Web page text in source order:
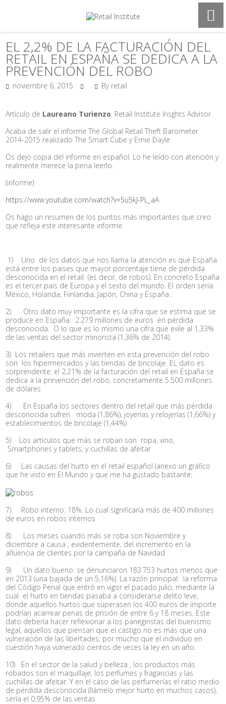
EL 2,2% DE LA FACTURACIÓN DEL
RETAIL EN ESPAÑA SE DEDICA A LA
PREVENCIÓN DEL ROBO
noviembre 6, 2015 By retail
Artículo de Laureano Turienzo . Retail Institute Insghts Advisor
Acaba de salir el informe The Global Retail Theft Barometer
2014-2015 realizadoThe Smart Cube y Ernie Dayle
Os dejo copia del informe en español. Lo he leído con atención y
realmente merece la pena leerlo.
(informe)
https://www.youtube.com/watch?v=5u5kJ-PL_aA
Os hago un resumen de los puntos más importantes que creo
que refleja este interesante informe:
1)
Uno de los datos que nos llama la atención es que España
está entre los países que mayor porcentaje tiene de pérdida
desconocida en el retail (es decir, de robos). En concreto España
es el tercer país de Europa y el sexto del mundo. El orden sería:
México, Holanda, Fiinlandia, Japón, China y España .
2)
Otro dato muy importante es la cifra que se estima que se
produce en España: 2.279 millones de euros en pérdida
desconocida.
O lo que es lo mismo una cifra que evile al 1,33%
de las ventas del sector minorista (1,36% de 2014).
3) L os retailers que más invierten en esta prevención del robo
son los hipermercados y las tiendas de bricolaje. EL dato es
sorprendente: el 2,21% de la facturación del retail en España se
dedica a la prevención del robo; concretamente 5.500 millones
de dólares
4)
En España los sectores dentro del retail que más pérdida
desconocida sufren moda (1,86%), joyerías y relojerías (1,66%) y
establecimientos de bricolaje (1,44%)
5)
Los artículos que más se roban son ropa, vino,
Smartphones y tablets, y cuchillas de afeitar
6)
Las causas del hurto en el retail español (anexo un gráfico
que he visto en El Mundo y que me ha gustado bastante:
7) Robo interno: 18%. Lo cual significaría más de 400 millones
de euros en robos internos
8)
Los meses cuando más se roba son Noviembre y
diciembre a causa , evidentemente, del incremento en la
afluencia de clientes por la campaña de Navidad
9)
Un dato bueno: se denunciaron 183.753 hurtos menos que
en 2013 (una bajada de un 5,16%). La razón principal: la reforma
del Código Penal que entró en vigor el pasado julio, mediante la
cual el hurto en tiendas pasaba a considerarse delito leve,
donde aquellos hurtos que superasen los 400 euros de importe
podrían acarrear penas de prisión de entre 6 y 18 meses. Este
dato debería hacer reflexionar a los panegiristas del buenismo
legal, aquellos que piensan que el castigo no es más que una
vulneración de las libertades, por mucho que el individuo en
cuestión haya vulnerado cientos de veces la ley en un año.
10)
En el sector de la salud y belleza , los productos más
robados son el maquillaje, los perfumes y fragancias y las
cuchillas de afeitar. Y en el caso de las perfumerías el ratio medio
de pérdida desconocida (llámelo mejor hurto en muchos casos),
sería el 0,95% de las ventas